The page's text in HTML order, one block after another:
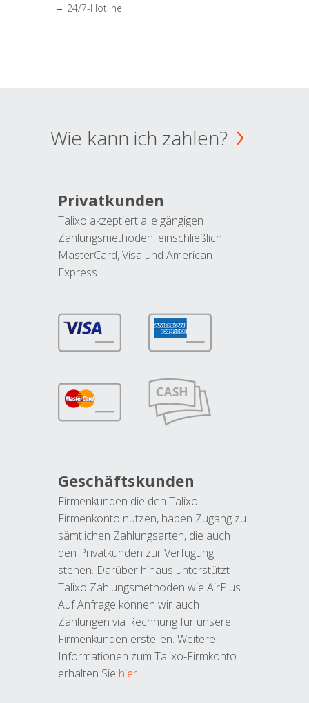
24/7-Hotline
Wie kann ich zahlen?
Privatkunden
Talixo akzeptiert alle gängigen
Zahlungsmethoden, einschließlich
MasterCard, Visa und American
Express.
Geschäftskunden
Firmenkunden die den Talixo-
Firmenkonto nutzen, haben Zugang zu
sämtlichen Zahlungsarten, die auch
den Privatkunden zur Verfügung
stehen. Darüber hinaus unterstützt
Talixo Zahlungsmethoden wie AirPlus.
Auf Anfrage können wir auch
Zahlungen via Rechnung für unsere
Firmenkunden erstellen. Weitere
Informationen zum Talixo-Firmkonto
erhalten Sie hier.